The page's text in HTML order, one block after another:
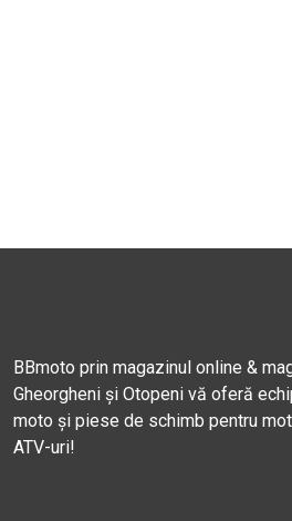
BBmoto prin magazinul online &
Gheorgheni și Otopeni vă oferă
moto și piese de schimb pentru
ATV-uri!